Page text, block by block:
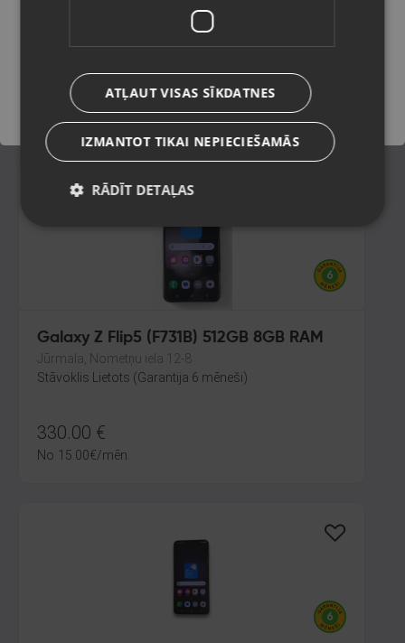
100.00 €
4.55€/mēn.
Galaxy Z Flip5 (F731B) 512GB 8GB RAM
Jūrmala, Nometņu iela 12-8
Stāvoklis Lietots (Garantija 6 mēneši)
330.00 €
No 15.00€/mēn.
Saglabāt
ATĻAUT VISAS SĪKDATNES
IZMANTOT TIKAI NEPIECIEŠAMĀS
RĀDĪT DETAĻAS